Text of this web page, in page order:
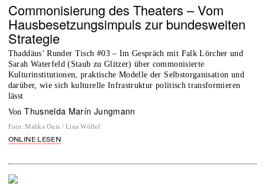
Commonisierung des Theaters – Vom
Hausbesetzungsimpuls zur bundesweiten
Strategie
Thaddäus’ Runder Tisch #03 – Im Gespräch mit Falk Lörcher und
Sarah Waterfeld (Staub zu Glitzer) über commonisierte
Kulturinstitutionen, praktische Modelle der Selbstorganisation und
darüber, wie sich kulturelle Infrastruktur politisch transformieren
lässt
von Thusnelda Marín Jungmann
Foto: Malika Ouis / Lina Wölfel
ONLINE LESEN